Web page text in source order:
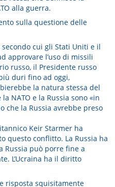
alla guerra.
sulla questione delle
cui gli Stati Uniti e il
approvare l’uso di missili
russo, il Presidente russo
duri fino ad oggi,
la natura stessa del
NATO e la Russia sono «in
che la Russia avrebbe preso
Keir Starmer ha
questo conflitto. La Russia ha
Russia può porre fine a
L’Ucraina ha il diritto
risposta squisitamente